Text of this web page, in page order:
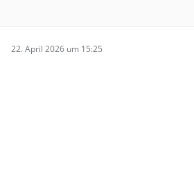
22. April 2026 um 15:25